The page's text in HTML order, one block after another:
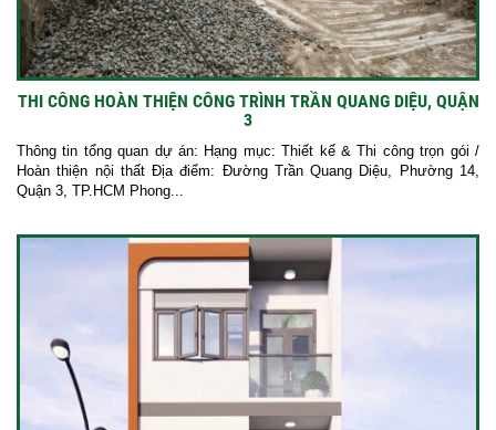
THI CÔNG HOÀN THIỆN CÔNG TRÌNH TRẦN QUANG DIỆU, QUẬN
3
Thông tin tổng quan dự án: Hạng mục: Thiết kế & Thi công trọn gói /
Hoàn thiện nội thất Địa điểm: Đường Trần Quang Diệu, Phường 14,
Quận 3, TP.HCM Phong...